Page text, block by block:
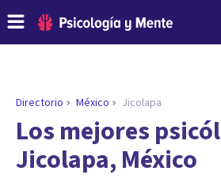
ENCONTRAR MI TERAPEUTA
¿Necesitas ayuda para
psicólogo adecuado?
Responde a unas breves preguntas
Directorio México Jicolapa
Los mejores
Jicolapa, México